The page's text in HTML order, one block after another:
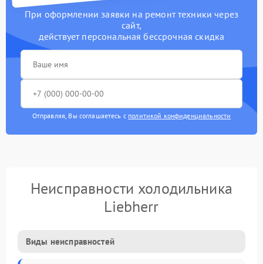
При оформлении заявки на ремонт техники через
сайт,
действует персональная бессрочная скидка
Отправляя, Вы соглашаетесь с политикой конфиденциальности
Неисправности холодильника
Liebherr
Виды неисправностей